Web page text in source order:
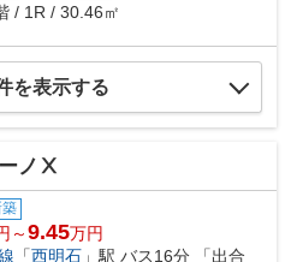
/ 1R / 30.46㎡
を表示する
ノⅩ
～9.45万円
「西明石 」駅 バス16分 「出合